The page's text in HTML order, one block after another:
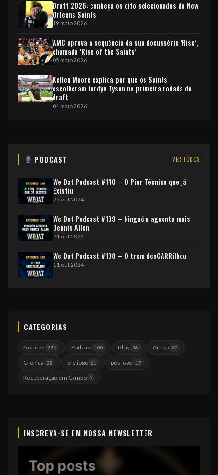
Draft 2026: conheça os oito selecionados do New
Orleans Saints
19 maio 2026
AMC aprova a sequência da sua docussérie ‘Rise’,
chamada ‘Rise of the Saints’
05 maio 2026
Kellen Moore explica por que os Saints
escolheram Jordyn Tyson na primeira rodada do
draft
04 maio 2026
PODCAST VER TODOS
We Dat Podcast #140 – O Pior Técnico que já
Existiu
25 out 2024
We Dat Podcast #139 – Ninguém aguenta mais
Dennis Allen
24 out 2024
We Dat Podcast #138 – O trem desCARRilhou
11 out 2024
CATEGORIAS
Notícias 236 Podcast 100 Blog 58 Artigo 32
Crônica 28 pré jogo 21 pós jogo 17
Recuperação em Campo 5
INSCREVA-SE EM NOSSA NEWSLETTER